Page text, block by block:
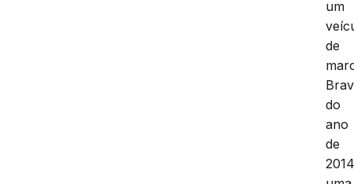
um
de
do
ano
de